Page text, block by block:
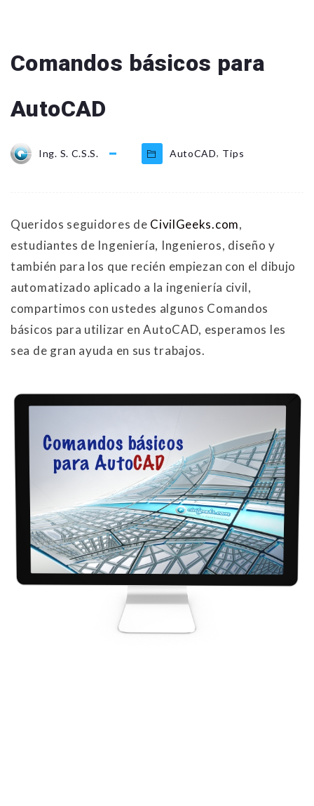
Comandos básicos para
AutoCAD
Ing. S. C.S.S. AutoCAD, Tips
Queridos seguidores de CivilGeeks.com,
estudiantes de Ingeniería, Ingenieros, diseño y
también para los que recién empiezan con el dibujo
automatizado aplicado a la ingeniería civil,
compartimos con ustedes algunos Comandos
básicos para utilizar en AutoCAD, esperamos les
sea de gran ayuda en sus trabajos.